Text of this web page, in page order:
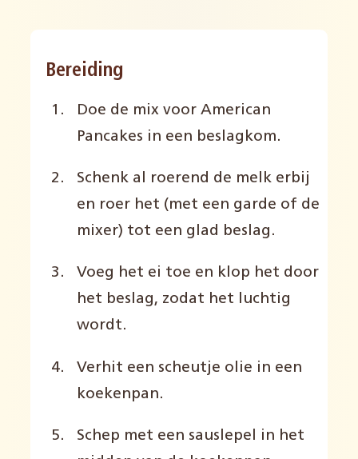
Bereiding
Doe de mix voor American
Pancakes in een beslagkom.
Schenk al roerend de melk erbij
en roer het (met een garde of de
mixer) tot een glad beslag.
Voeg het ei toe en klop het door
het beslag, zodat het luchtig
wordt.
Verhit een scheutje olie in een
koekenpan.
Schep met een sauslepel in het